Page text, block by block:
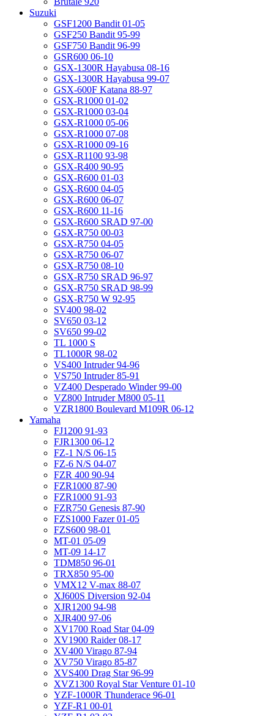
Suzuki
GSF1200 Bandit 01-05
GSF250 Bandit 95-99
GSF750 Bandit 96-99
GSR600 06-10
GSX-1300R Hayabusa 08-16
GSX-1300R Hayabusa 99-07
GSX-600F Katana 88-97
GSX-R1000 01-02
GSX-R1000 03-04
GSX-R1000 05-06
GSX-R1000 07-08
GSX-R1000 09-16
GSX-R1100 93-98
GSX-R400 90-95
GSX-R600 01-03
GSX-R600 04-05
GSX-R600 06-07
GSX-R600 11-16
GSX-R600 SRAD 97-00
GSX-R750 00-03
GSX-R750 04-05
GSX-R750 06-07
GSX-R750 08-10
GSX-R750 SRAD 96-97
GSX-R750 SRAD 98-99
GSX-R750 W 92-95
SV400 98-02
SV650 03-12
SV650 99-02
TL 1000 S
TL1000R 98-02
VS400 Intruder 94-96
VS750 Intruder 85-91
VZ400 Desperado Winder 99-00
VZ800 Intruder M800 05-11
VZR1800 Boulevard M109R 06-12
Yamaha
FJ1200 91-93
FJR1300 06-12
FZ-1 N/S 06-15
FZ-6 N/S 04-07
FZR 400 90-94
FZR1000 87-90
FZR1000 91-93
FZR750 Genesis 87-90
FZS1000 Fazer 01-05
FZS600 98-01
MT-01 05-09
MT-09 14-17
TDM850 96-01
TRX850 95-00
VMX12 V-max 88-07
XJ600S Diversion 92-04
XJR1200 94-98
XJR400 97-06
XV1700 Road Star 04-09
XV1900 Raider 08-17
XV400 Virago 87-94
XV750 Virago 85-87
XVS400 Drag Star 96-99
XVZ1300 Royal Star Venture 01-10
YZF-1000R Thunderace 96-01
YZF-R1 00-01